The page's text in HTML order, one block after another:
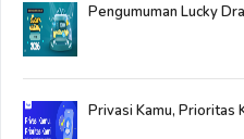
Pengumuman Lucky
Privasi Kamu, Prioritas